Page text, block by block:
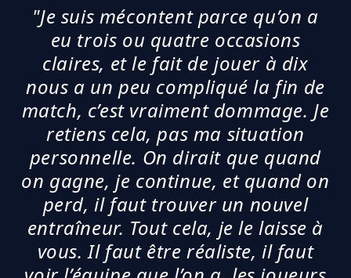
"Je suis mécontent parce qu’on a
eu trois ou quatre occasions
claires, et le fait de jouer à dix
nous a un peu compliqué la fin de
match, c’est vraiment dommage. Je
retiens cela, pas ma situation
personnelle. On dirait que quand
on gagne, je continue, et quand on
perd, il faut trouver un nouvel
entraîneur. Tout cela, je le laisse à
vous. Il faut être réaliste, il faut